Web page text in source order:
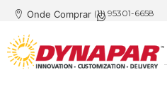
Onde Comprar (11) 95301-6658